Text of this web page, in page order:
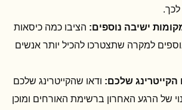
ישיבה נוספים: הציבו כמה כיסאות
למקרה שתצטרכו להכיל יותר אנשים
שלכם: ודאו שהקייטרינג שלכם
של הרגע האחרון ברשימת האורחים ומוכן